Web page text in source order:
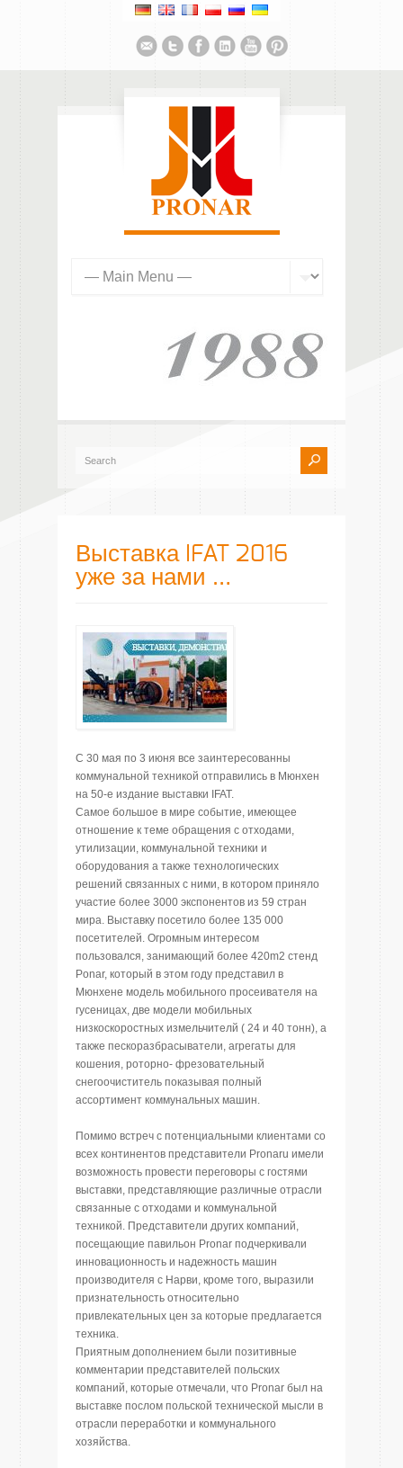
Выставка IFAT 2016
уже за нами …
С 30 мая по 3 июня все заинтересованны
коммунальной техникой отправились в Мюнхен
на 50-е издание выставки IFAT.
Самое большое в мире событие, имеющее
отношение к теме обращения с отходами,
утилизации, коммунальной техники и
оборудования а также технологических
решений связанных с ними, в котором приняло
участие более 3000 экспонентов из 59 стран
мира. Выставку посетило более 135 000
посетителей. Огромным интересом
пользовался, занимающий более 420m2 стенд
Ponar, который в этом году представил в
Мюнхене модель мобильного просеивателя на
гусеницах, две модели мобильных
низкоскоростных измельчителй ( 24 и 40 тонн), а
также пескоразбрасыватели, агрегаты для
кошения, роторно- фрезовательный
снегоочиститель показывая полный
ассортимент коммунальных машин.
Помимо встреч с потенциальными клиентами со
всех континентов представители Pronaru имели
возможность провести переговоры с гостями
выставки, представляющие различные отрасли
связанные с отходами и коммунальной
техникой. Представители других компаний,
посещающие павильон Pronar подчеркивали
инновационность и надежность машин
производителя с Нарви, кроме того, выразили
признательность относительно
привлекательных цен за которые предлагается
техника.
Приятным дополнением были позитивные
комментарии представителей польских
компаний, которые отмечали, что Pronar был на
выставке послом польской технической мысли в
отрасли переработки и коммунального
хозяйства.